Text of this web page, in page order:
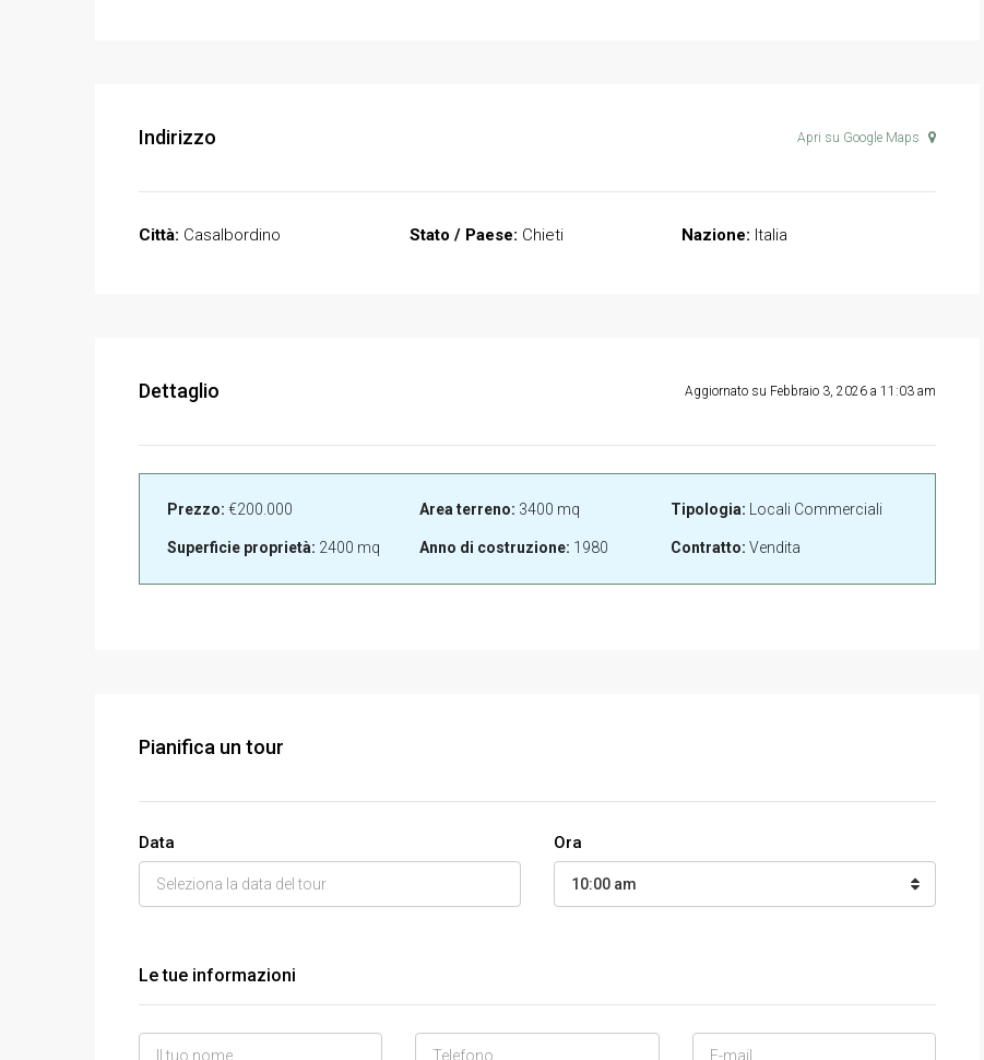
Indirizzo Apri su Google Maps
Città: Casalbordino Stato / Paese: Chieti Nazione: Italia
Dettaglio Aggiornato su Febbraio 3, 2026 a 11:03 am
Prezzo: €200.000
Superficie proprietà: 2400 mq
Area terreno: 3400 mq
Anno di costruzione: 1980
Tipologia: Locali Commerciali
Contratto: Vendita
Pianifica un tour
Data Ora
10:00 am
Le tue informazioni